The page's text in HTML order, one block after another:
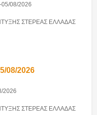
08/2026
ΣΤΕΡΕΑΣ ΕΛΛΑΔΑΣ
08/2026
2026
ΣΤΕΡΕΑΣ ΕΛΛΑΔΑΣ